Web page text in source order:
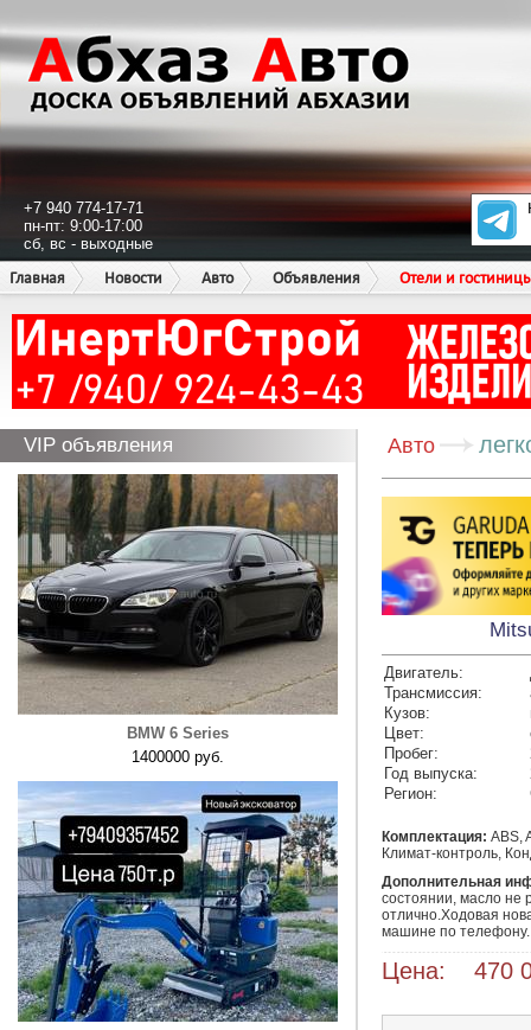
+7 940 774-17-71
пн-пт: 9:00-17:00
сб, вс - выходные
Главная
Новости Авто Объявления Отели и
VIP объявления
BMW 6 Series
1400000 руб.
Авто
Двигатель:
Трансмиссия:
Кузов:
Цвет:
Пробег:
Год выпуска:
Регион:
Комплектация: ABS,
Климат-контроль,
Дополнительная
состоянии, масло не
отлично.Ходовая
машине по телефону.
Цена: 470